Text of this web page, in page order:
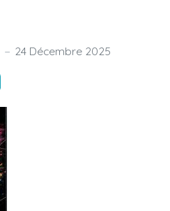
24 Décembre 2025